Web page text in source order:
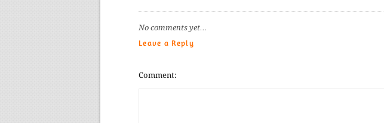
No comments yet…
Leave a Reply
Comment